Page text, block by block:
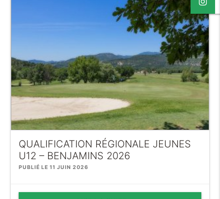
QUALIFICATION RÉGIONALE JEUNES
U12 – BENJAMINS 2026
PUBLIÉ LE 11 JUIN 2026